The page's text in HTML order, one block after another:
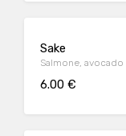
Sake
Salmone, avocado
6.00 €